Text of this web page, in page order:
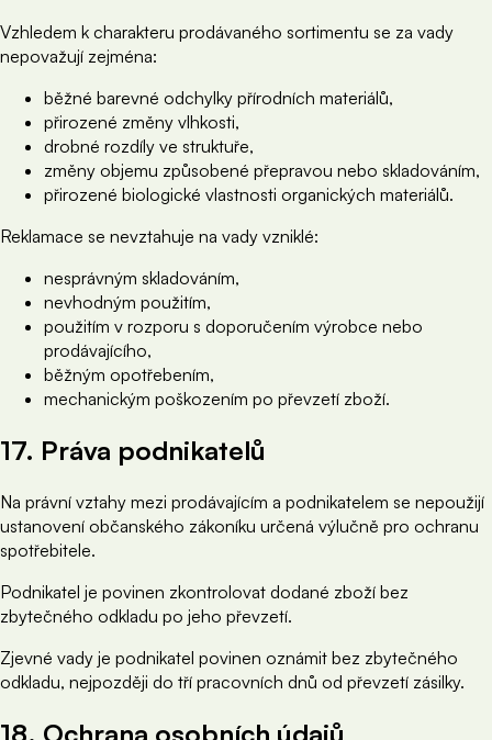
Vzhledem k charakteru prodávaného sortimentu se za vady
nepovažují zejména:
běžné barevné odchylky přírodních materiálů,
přirozené změny vlhkosti,
drobné rozdíly ve struktuře,
změny objemu způsobené přepravou nebo skladováním,
přirozené biologické vlastnosti organických materiálů.
Reklamace se nevztahuje na vady vzniklé:
nesprávným skladováním,
nevhodným použitím,
použitím v rozporu s doporučením výrobce nebo
prodávajícího,
běžným opotřebením,
mechanickým poškozením po převzetí zboží.
17. Práva podnikatelů
Na právní vztahy mezi prodávajícím a podnikatelem se nepoužijí
ustanovení občanského zákoníku určená výlučně pro ochranu
spotřebitele.
Podnikatel je povinen zkontrolovat dodané zboží bez
zbytečného odkladu po jeho převzetí.
Zjevné vady je podnikatel povinen oznámit bez zbytečného
odkladu, nejpozději do tří pracovních dnů od převzetí zásilky.
18. Ochrana osobních údajů